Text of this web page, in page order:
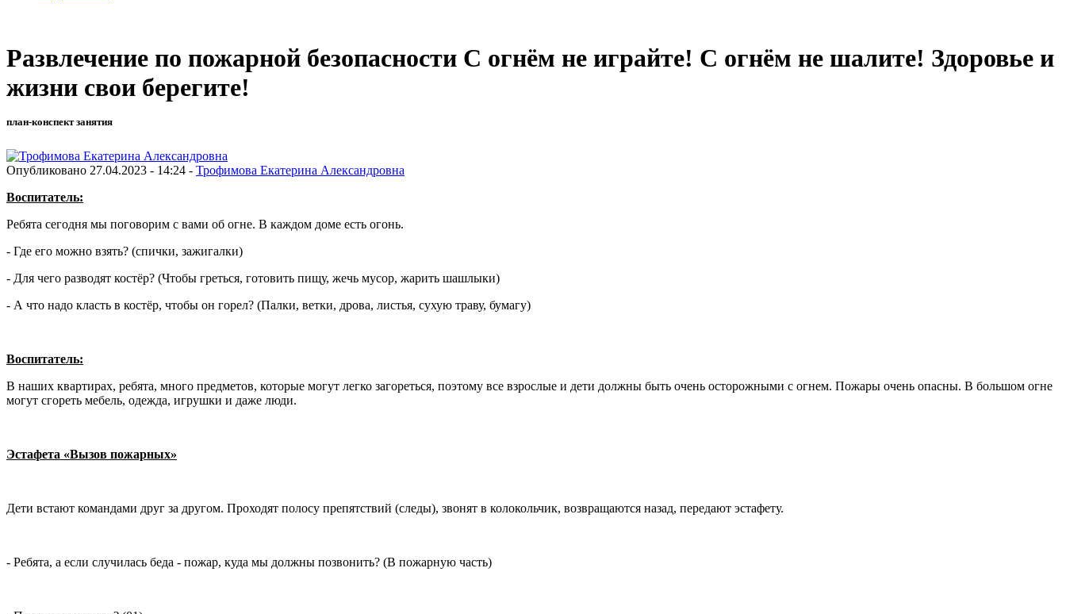
Развлечение по пожарной безопасности С огнём не играйте! С огнём не шалите! Здоровье и
жизни свои берегите!
план-конспект занятия
Опубликовано 27.04.2023 - 14:24 - Трофимова Екатерина Александровна
Воспитатель:
Ребята сегодня мы поговорим с вами об огне. В каждом доме есть огонь.
- Где его можно взять? (спички, зажигалки)
- Для чего разводят костёр? (Чтобы греться, готовить пищу, жечь мусор, жарить шашлыки)
- А что надо класть в костёр, чтобы он горел? (Палки, ветки, дрова, листья, сухую траву, бумагу)
Воспитатель:
В наших квартирах, ребята, много предметов, которые могут легко загореться, поэтому все взрослые и дети должны быть очень осторожными с огнем. Пожары очень опасны. В большом огне
могут сгореть мебель, одежда, игрушки и даже люди.
Эстафета «Вызов пожарных»
Дети встают командами друг за другом. Проходят полосу препятствий (следы), звонят в колокольчик, возвращаются назад, передают эстафету.
- Ребята, а если случилась беда - пожар, куда мы должны позвонить? (В пожарную часть)